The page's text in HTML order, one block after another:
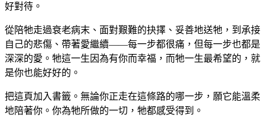
好對待。
從陪牠走過衰老病末、面對艱難的抉擇、妥善地送牠，到承接
自己的悲傷、帶著愛繼續——每一步都很痛，但每一步也都是
深深的愛。牠這一生因為有你而幸福，而牠一生最希望的，就
是你也能好好的。
把這頁加入書籤。無論你正走在這條路的哪一步，願它能溫柔
地陪著你。你為牠所做的一切，牠都感受得到。